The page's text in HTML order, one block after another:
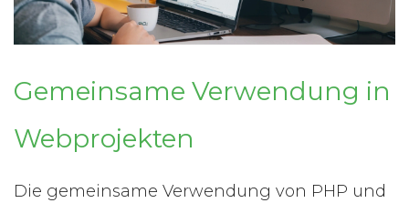
Gemeinsame Verwendung in
Webprojekten
Die gemeinsame Verwendung von PHP und